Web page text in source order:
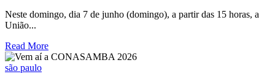
Neste domingo, dia 7 de junho (domingo), a partir das 15 horas, a
União...
Read More
são paulo